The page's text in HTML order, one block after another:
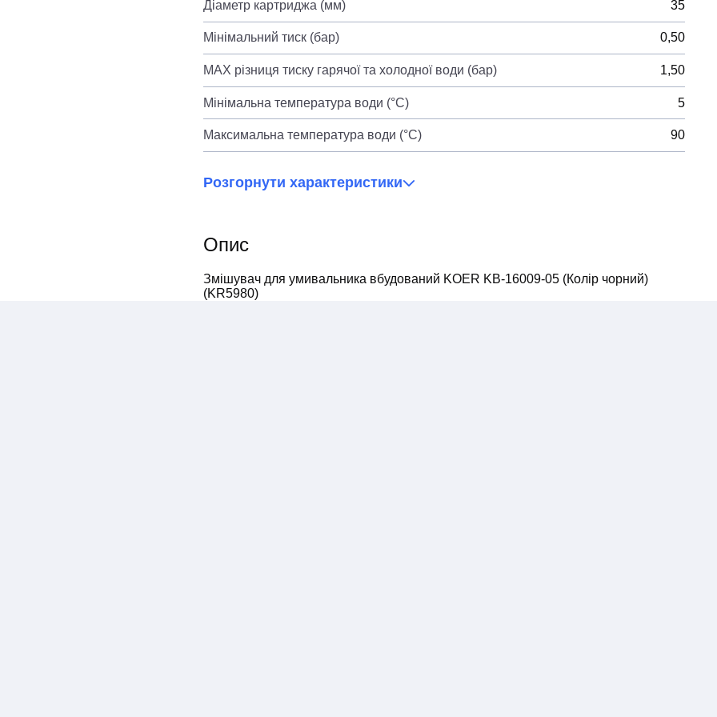
Діаметр картриджа (мм) 35
Мінімальний тиск (бар) 0,50
MAX різниця тиску гарячої та холодної води (бар) 1,50
Мінімальна температура води (°C) 5
Максимальна температура води (°C) 90
Розгорнути характеристики
Опис
Змішувач для умивальника вбудований KOER KB-16009-05 (Колір чорний)
(KR5980)